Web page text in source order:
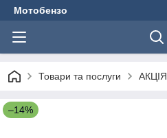
Мотобензо
Товари та послуги АКЦІЯ
–14%